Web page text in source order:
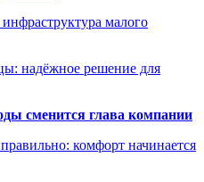
малого
надёжное решение для
сменится глава компании
комфорт начинается